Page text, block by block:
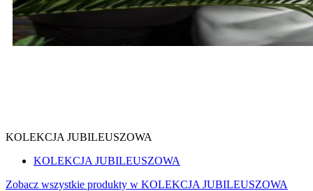
KOLEKCJA JUBILEUSZOWA
KOLEKCJA JUBILEUSZOWA
Zobacz wszystkie produkty w KOLEKCJA JUBILEUSZOWA